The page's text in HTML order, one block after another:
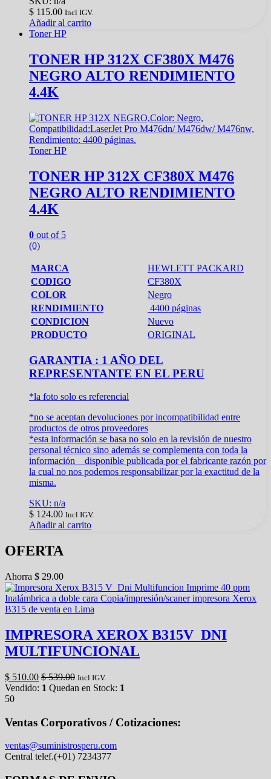
$ 115.00 Incl IGV.
Añadir al carrito
Toner HP
TONER HP 312X CF380X M476
NEGRO ALTO RENDIMIENTO
4.4K
Toner HP
TONER HP 312X CF380X M476
NEGRO ALTO RENDIMIENTO
4.4K
0 out of 5
(0)
MARCA
HEWLETT PACKARD
CODIGO
CF380X
COLOR
Negro
RENDIMIENTO
4400 páginas
CONDICION
Nuevo
PRODUCTO
ORIGINAL
GARANTIA : 1 AÑO DEL
REPRESENTANTE EN EL PERU
*la foto solo es referencial
*no se aceptan devoluciones por incompatibilidad entre
productos de otros proveedores
*esta información se basa no solo en la revisión de nuestro
personal técnico sino además se complementa con toda la
información disponible publicada por el fabricante razón por
la cual no nos podemos responsabilizar por la exactitud de la
misma.
SKU: n/a
$ 124.00 Incl IGV.
Añadir al carrito
OFERTA
Ahorra $ 29.00
IMPRESORA XEROX B315V_DNI
MULTIFUNCIONAL
$ 510.00 $539.00 Incl IGV.
Vendido: 1 Quedan en Stock: 1
50
Ventas Corporativos / Cotizaciones:
ventas@suministrosperu.com
Central telef.(+01) 7234377